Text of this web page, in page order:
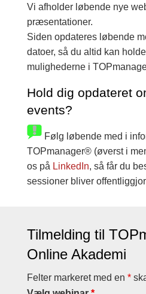
Vi afholder løbende nye
præsentationer.
Siden opdateres løbende
datoer, så du altid kan
mulighederne i
Hold dig opdateret
events?
Følg løbende med i
TOPmanager® (øverst i
os på LinkedIn, så får du
sessioner bliver
Tilmelding til
Online Akademi
Felter markeret med en *